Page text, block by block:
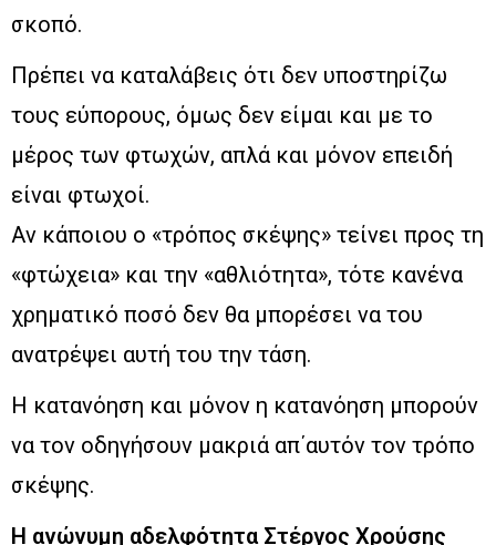
σκοπό.
Πρέπει να καταλάβεις ότι δεν υποστηρίζω
τους εύπορους, όμως δεν είμαι και με το
μέρος των φτωχών, απλά και μόνον επειδή
είναι φτωχοί.
Αν κάποιου ο «τρόπος σκέψης» τείνει προς τη
«φτώχεια» και την «αθλιότητα», τότε κανένα
χρηματικό ποσό δεν θα μπορέσει να του
ανατρέψει αυτή του την τάση.
Η κατανόηση και μόνον η κατανόηση μπορούν
να τον οδηγήσουν μακριά απ΄αυτόν τον τρόπο
σκέψης.
Η ανώνυμη αδελφότητα Στέργος Χρούσης